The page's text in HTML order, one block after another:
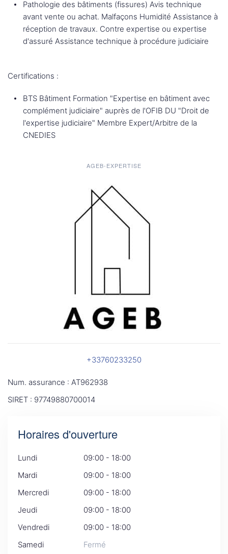
Pathologie des bâtiments (fissures) Avis technique
avant vente ou achat. Malfaçons Humidité Assistance à
réception de travaux. Contre expertise ou expertise
d'assuré Assistance technique à procédure judiciaire
Certifications :
BTS Bâtiment Formation "Expertise en bâtiment avec
complément judiciaire" auprès de l'OFIB DU "Droit de
l'expertise judiciaire" Membre Expert/Arbitre de la
CNEDIES
AGEB-EXPERTISE
+33760233250
Num. assurance : AT962938
SIRET : 97749880700014
Horaires d'ouverture
Lundi
09:00 - 18:00
Mardi
09:00 - 18:00
Mercredi
09:00 - 18:00
Jeudi
09:00 - 18:00
Vendredi
09:00 - 18:00
Samedi
Fermé